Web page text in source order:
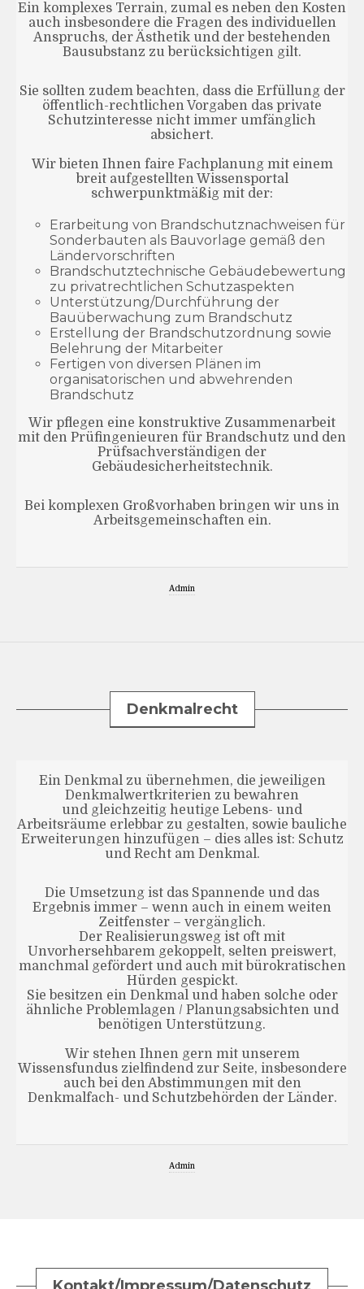
Ein komplexes Terrain, zumal es neben den Kosten
auch insbesondere die Fragen des individuellen
Anspruchs, der Ästhetik und der bestehenden
Bausubstanz zu berücksichtigen gilt.
Sie sollten zudem beachten, dass die Erfüllung der
öffentlich-rechtlichen Vorgaben das private
Schutzinteresse nicht immer umfänglich
absichert.
Wir bieten Ihnen faire Fachplanung mit einem
breit aufgestellten Wissensportal
schwerpunktmäßig mit der:
Erarbeitung von Brandschutznachweisen für
Sonderbauten als Bauvorlage gemäß den
Ländervorschriften
Brandschutztechnische Gebäudebewertung
zu privatrechtlichen Schutzaspekten
Unterstützung/Durchführung der
Bauüberwachung zum Brandschutz
Erstellung der Brandschutzordnung sowie
Belehrung der Mitarbeiter
Fertigen von diversen Plänen im
organisatorischen und abwehrenden
Brandschutz
Wir pflegen eine konstruktive Zusammenarbeit
mit den Prüfingenieuren für Brandschutz und den
Prüfsachverständigen der
Gebäudesicherheitstechnik.
Bei komplexen Großvorhaben bringen wir uns in
Arbeitsgemeinschaften ein.
Admin
Denkmalrecht
Ein Denkmal zu übernehmen, die jeweiligen
Denkmalwertkriterien zu bewahren
und gleichzeitig heutige Lebens- und
Arbeitsräume erlebbar zu gestalten, sowie bauliche
Erweiterungen hinzufügen – dies alles ist: Schutz
und Recht am Denkmal.
Die Umsetzung ist das Spannende und das
Ergebnis immer – wenn auch in einem weiten
Zeitfenster – vergänglich.
Der Realisierungsweg ist oft mit
Unvorhersehbarem gekoppelt, selten preiswert,
manchmal gefördert und auch mit bürokratischen
Hürden gespickt.
Sie besitzen ein Denkmal und haben solche oder
ähnliche Problemlagen / Planungsabsichten und
benötigen Unterstützung.
Wir stehen Ihnen gern mit unserem
Wissensfundus zielfindend zur Seite, insbesondere
auch bei den Abstimmungen mit den
Denkmalfach- und Schutzbehörden der Länder.
Admin